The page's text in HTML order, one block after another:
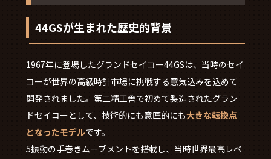
44GSが生まれた歴史的背景
1967年に登場したグランドセイコー44GSは、当時のセイ
コーが世界の高級時計市場に挑戦する意気込みを込めて
開発されました。第二精工舎で初めて製造されたグラン
ドセイコーとして、技術的にも意匠的にも大きな転換点
となったモデルです。
5振動の手巻きムーブメントを搭載し、当時世界最高レベ